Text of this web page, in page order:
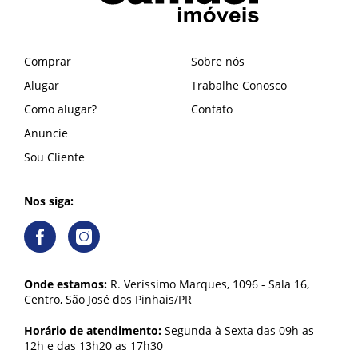
Comprar
Alugar
Como alugar?
Sobre nós
Trabalhe Conosco
Contato
Anuncie
Sou Cliente
Nos siga:
Onde estamos: R. Veríssimo Marques, 1096 - Sala 16,
Centro, São José dos Pinhais/PR
Horário de atendimento: Segunda à Sexta das 09h as
12h e das 13h20 as 17h30